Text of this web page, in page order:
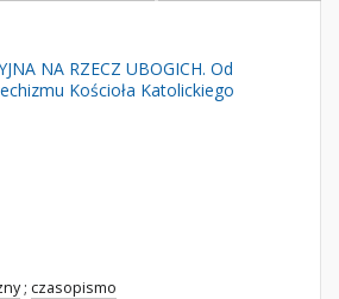
NA RZECZ UBOGICH. Od
Kościoła Katolickiego
; czasopismo